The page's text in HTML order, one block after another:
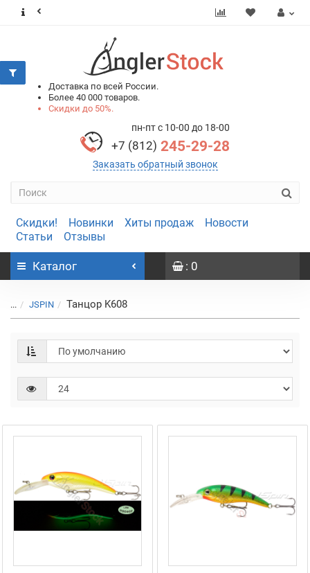
Доставка по всей России.
Более 40 000 товаров.
Скидки до 50%.
пн-пт с 10-00 до 18-00
+7 (812) 245-29-28
Заказать обратный звонок
Скидки! Новинки Хиты продаж
Новости
Статьи
Отзывы
Каталог : 0
... JSPIN Танцор K608